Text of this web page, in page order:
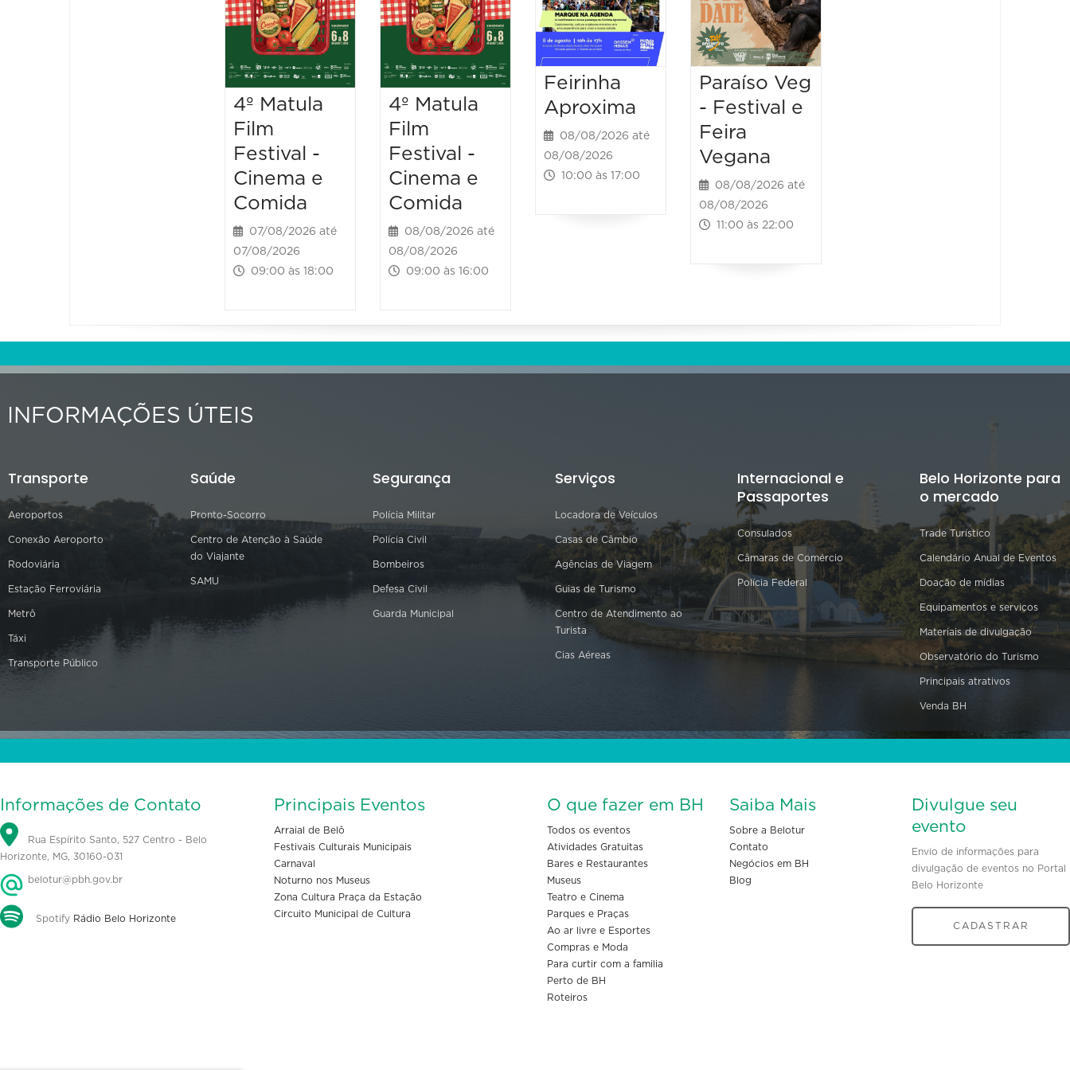
4º Matula
Film
Festival -
Cinema e
Comida
07/08/2026 até
07/08/2026
09:00 às 18:00
4º Matula
Film
Festival -
Cinema e
Comida
08/08/2026 até
08/08/2026
09:00 às 16:00
Feirinha
Aproxima
08/08/2026 até
08/08/2026
10:00 às 17:00
Paraíso Veg
- Festival e
Feira
Vegana
08/08/2026 até
08/08/2026
11:00 às 22:00
INFORMAÇÕES ÚTEIS
Transporte
Aeroportos
Conexão Aeroporto
Rodoviária
Estação Ferroviária
Metrô
Táxi
Transporte Público
Saúde
Pronto-Socorro
Centro de Atenção à Saúde
do Viajante
SAMU
Segurança
Polícia Militar
Polícia Civil
Bombeiros
Defesa Civil
Guarda Municipal
Serviços
Locadora de Veículos
Casas de Câmbio
Agências de Viagem
Guias de Turismo
Centro de Atendimento ao
Turista
Cias Aéreas
Internacional e
Passaportes
Consulados
Câmaras de Comércio
Polícia Federal
Belo Horizonte para
o mercado
Trade Turístico
Calendário Anual de Eventos
Doação de mídias
Equipamentos e serviços
Materiais de divulgação
Observatório do Turismo
Principais atrativos
Venda BH
Informações de Contato
Rua Espírito Santo, 527 Centro - Belo
Horizonte, MG, 30160-031
belotur@pbh.gov.br
Spotify Rádio Belo Horizonte
Principais Eventos
Arraial de Belô
Festivais Culturais Municipais
Carnaval
Noturno nos Museus
Zona Cultura Praça da Estação
Circuito Municipal de Cultura
O que fazer em BH
Todos os eventos
Atividades Gratuitas
Bares e Restaurantes
Museus
Teatro e Cinema
Parques e Praças
Ao ar livre e Esportes
Compras e Moda
Para curtir com a familia
Perto de BH
Roteiros
Saiba Mais
Sobre a Belotur
Contato
Negócios em BH
Blog
Divulgue seu
evento
Envio de informações para
divulgação de eventos no Portal
Belo Horizonte
CADASTRAR